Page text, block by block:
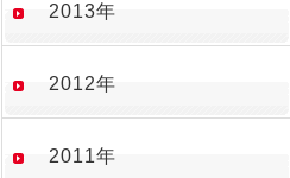
2013年
2012年
2011年